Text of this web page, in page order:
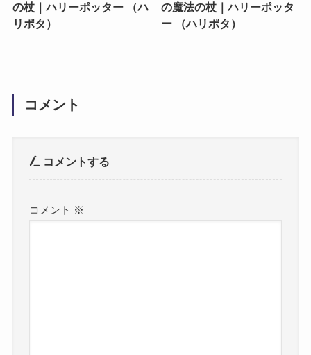
の杖｜ハリーポッター （ハ
リポタ）
の魔法の杖｜ハリーポッタ
ー （ハリポタ）
コメント
コメントする
コメント ※